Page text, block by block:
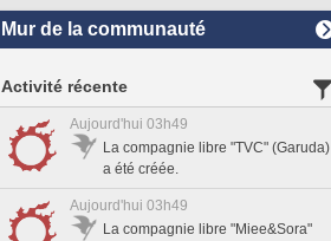
Mur de la communauté
Activité récente
Aujourd'hui 03h49
La compagnie libre "TVC" (Garuda)
a été créée.
Aujourd'hui 03h49
La compagnie libre "Miee&Sora"